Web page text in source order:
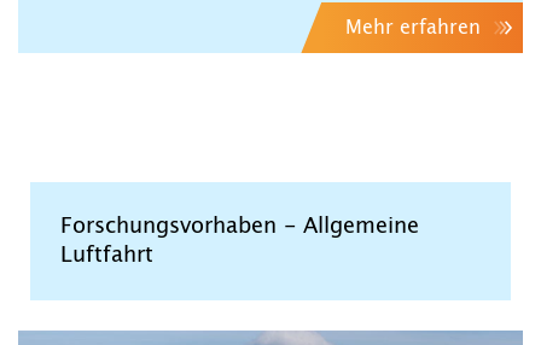
Mehr erfahren
Forschungsvorhaben - Allgemeine
Luftfahrt